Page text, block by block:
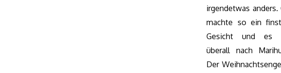
irgendetwas
machte so ein
Gesicht und es
überall nach
Der